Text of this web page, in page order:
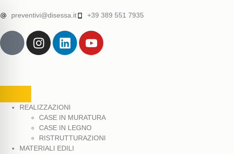
preventivi@disessa.it +39 389 551 7935
REALIZZAZIONI
CASE IN MURATURA
CASE IN LEGNO
RISTRUTTURAZIONI
MATERIALI EDILI